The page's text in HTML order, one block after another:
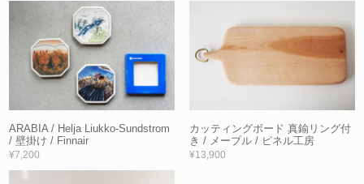
ARABIA / Helja Liukko-Sundstrom
/ 壁掛け / Finnair
¥7,200
カッティングボード 真鍮リング付
き / メープル / ピネル工房
¥13,900